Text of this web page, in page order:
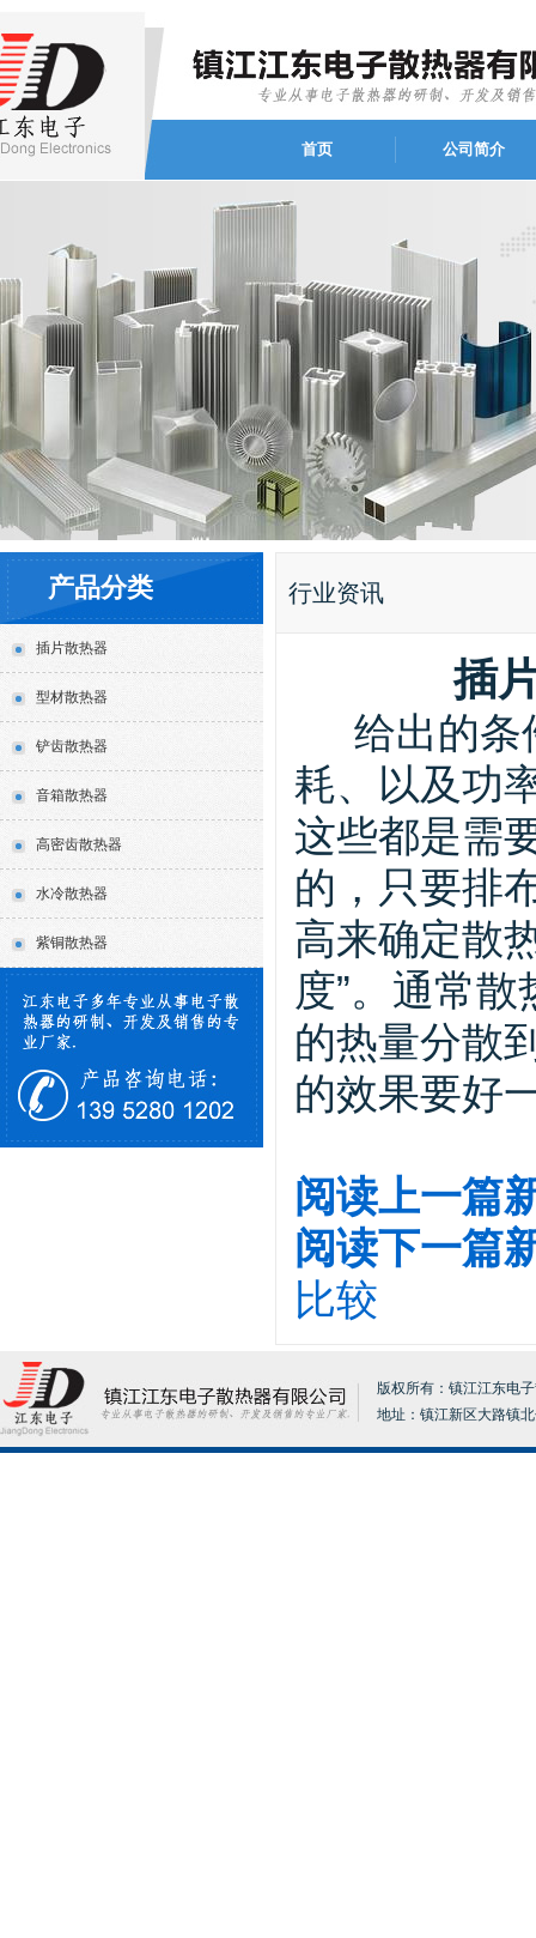
首页 公司简介
产品分类
插片散热器
型材散热器
铲齿散热器
音箱散热器
高密齿散热器
水冷散热器
紫铜散热器
行业资讯
插
给出的条
耗、以及功
这些都是需
的，只要排
高来确定散
度”。通常
的热量分散
的效果要好
阅读上一篇
阅读下一篇
比较
版权所有：镇江江东电
地址：镇江新区大路镇